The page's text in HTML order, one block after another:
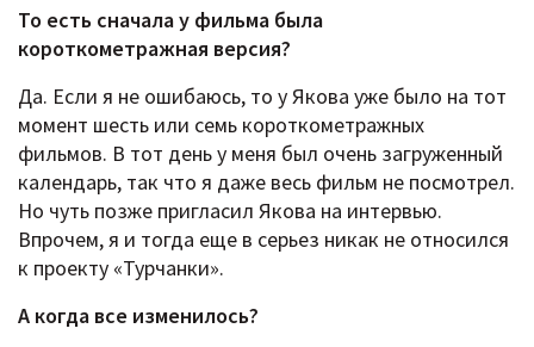
То есть сначала у фильма была
короткометражная версия?
Да. Если я не ошибаюсь, то у Якова уже было на тот
момент шесть или семь короткометражных
фильмов. В тот день у меня был очень загруженный
календарь, так что я даже весь фильм не посмотрел.
Но чуть позже пригласил Якова на интервью.
Впрочем, я и тогда еще в серьез никак не относился
к проекту «Турчанки».
А когда все изменилось?